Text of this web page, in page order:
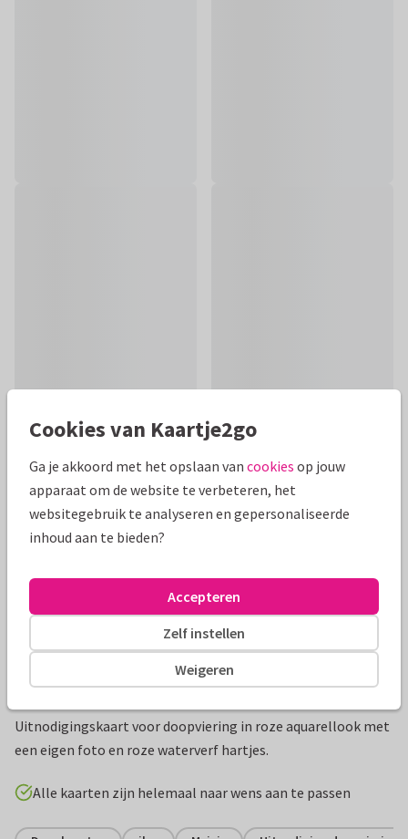
Productinformatie
Uitnodigingskaart voor doopviering in roze aquarellook met
een eigen foto en roze waterverf hartjes.
Alle kaarten zijn helemaal naar wens aan te passen
Cookies van Kaartje2go
Ga je akkoord met het opslaan van cookies op jouw
apparaat om de website te verbeteren, het
websitegebruik te analyseren en gepersonaliseerde
inhoud aan te bieden?
Weigeren
Zelf instellen
Accepteren